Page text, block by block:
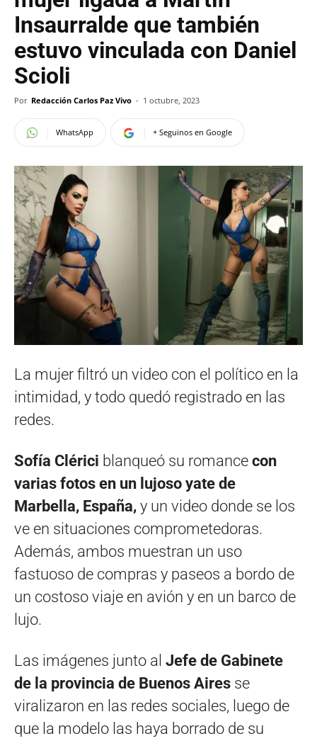
Insaurralde que también
estuvo vinculada con Daniel
Scioli
Por Redacción Carlos Paz Vivo - 1 octubre, 2023
WhatsApp + Seguinos en Google
La mujer filtró un video con el político en la
intimidad, y todo quedó registrado en las
redes.
Sofía Clérici blanqueó su romance con
varias fotos en un lujoso yate de
Marbella, España, y un video donde se los
ve en situaciones comprometedoras.
Además, ambos muestran un uso
fastuoso de compras y paseos a bordo de
un costoso viaje en avión y en un barco de
lujo.
Las imágenes junto al Jefe de Gabinete
de la provincia de Buenos Aires se
viralizaron en las redes sociales, luego de
que la modelo las haya borrado de su